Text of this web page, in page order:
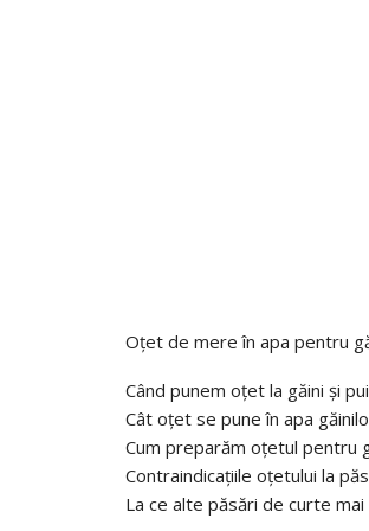
Oțet de mere în apa pentru
Când punem oțet la găini și
Cât oțet se pune în apa
Cum preparăm oțetul pentru
Contraindicațiile oțetului la
La ce alte păsări de curte